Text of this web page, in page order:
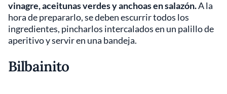
vinagre, aceitunas verdes y anchoas en salazón.A la
hora de prepararlo, se deben escurrir todos los
ingredientes, pincharlos intercalados en un palillo de
aperitivo y servir en una bandeja.
Bilbainito